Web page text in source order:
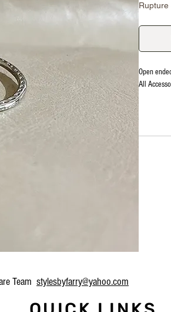
Rupture
Open
All
Team stylesbyfarry@yahoo.com